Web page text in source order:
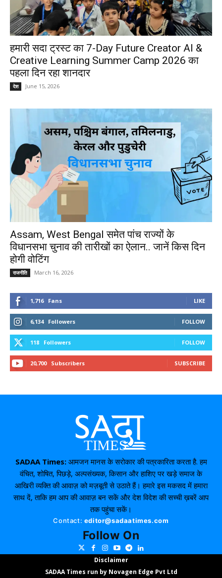
हमारी सदा ट्रस्ट का 7-Day Future Creator AI &
Creative Learning Summer Camp 2026 का
पहला दिन रहा शानदार
देश June 15, 2026
Assam, West Bengal समेत पांच राज्यों के
विधानसभा चुनाव की तारीखों का ऐलान.. जानें किस दिन
होगी वोटिंग
राजनीति March 16, 2026
1,716 Fans LIKE
6,134 Followers FOLLOW
118 Followers FOLLOW
20,700 Subscribers SUBSCRIBE
SADAA Times: आमजन मानस के सरोकार की पत्रकारिता करता है. हम
वंचित, शोषित, पिछड़े, अल्पसंख्यक, किसान और हाशिए पर खड़े समाज के
आखिरी व्यक्ति की आवाज़ को मज़बूती से उठाते हैं। हमारे इस मकसद में हमारा
साथ दें, ताकि हम आप की आवाज़ बन सकें और देश विदेश की सच्ची ख़बरें आप
तक पहुंचा सकें।
Contact: editor@sadaatimes.com
Follow On
Disclaimer
SADAA Times run by Novagen Edge Pvt Ltd